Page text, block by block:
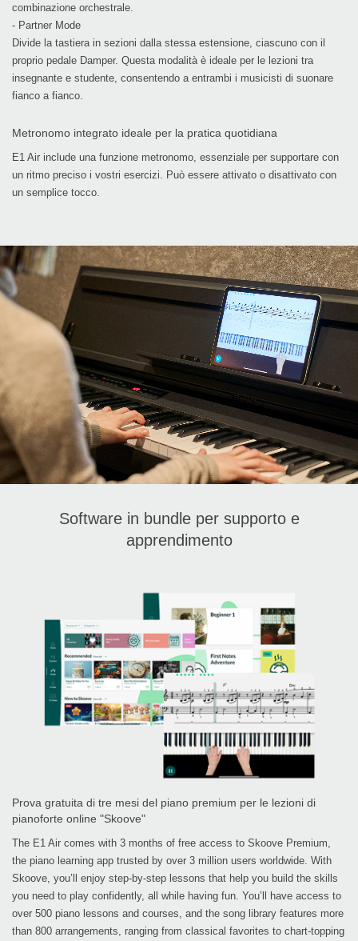
combinazione orchestrale.
- Partner Mode
Divide la tastiera in sezioni dalla stessa estensione, ciascuno con il
proprio pedale Damper. Questa modalità è ideale per le lezioni tra
insegnante e studente, consentendo a entrambi i musicisti di suonare
fianco a fianco.
Metronomo integrato ideale per la pratica quotidiana
E1 Air include una funzione metronomo, essenziale per supportare con
un ritmo preciso i vostri esercizi. Può essere attivato o disattivato con
un semplice tocco.
Software in bundle per supporto e
apprendimento
Prova gratuita di tre mesi del piano premium per le lezioni di
pianoforte online "Skoove"
The E1 Air comes with 3 months of free access to Skoove Premium,
the piano learning app trusted by over 3 million users worldwide. With
Skoove, you’ll enjoy step-by-step lessons that help you build the skills
you need to play confidently, all while having fun. You’ll have access to
over 500 piano lessons and courses, and the song library features more
than 800 arrangements, ranging from classical favorites to chart-topping